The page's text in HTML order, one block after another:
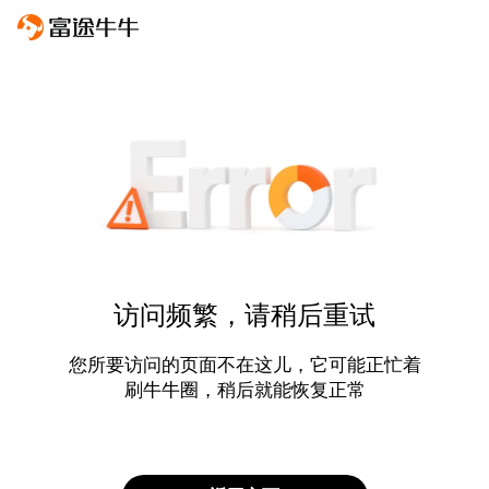
访问频繁，请稍后重试
您所要访问的页面不在这儿，它可能正忙着
刷牛牛圈，稍后就能恢复正常